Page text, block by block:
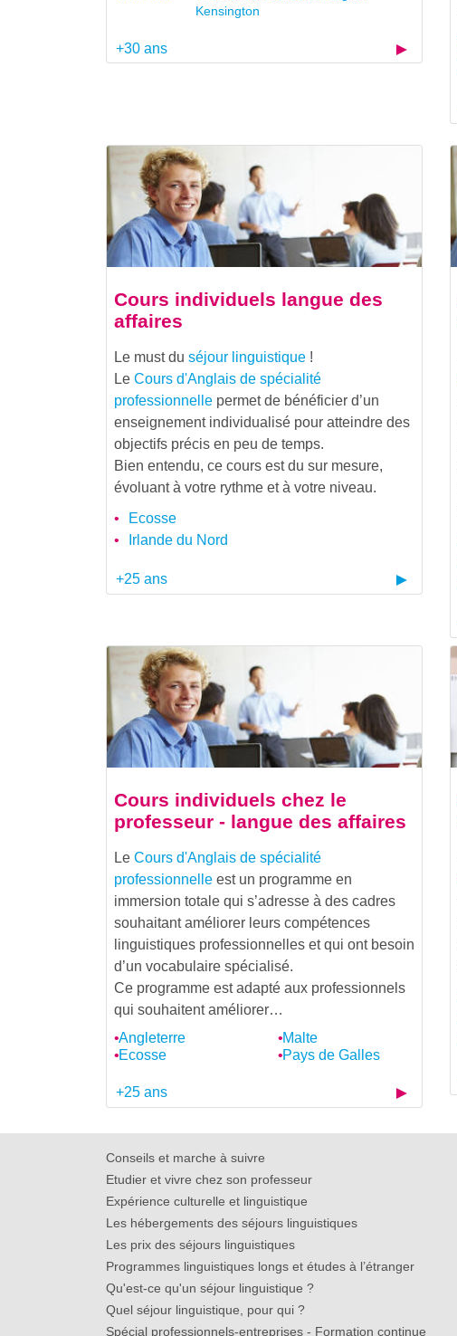
Kensington
+30 ans
Cours individuels langue des
affaires
Le must du séjour linguistique !
Le Cours d'Anglais de spécialité
professionnelle permet de bénéficier d’un
enseignement individualisé pour atteindre des
objectifs précis en peu de temps.
Bien entendu, ce cours est du sur mesure,
évoluant à votre rythme et à votre niveau.
Ecosse
Irlande du Nord
+25 ans
Cours individuels chez le
professeur - langue des affaires
Le Cours d'Anglais de spécialité
professionnelle est un programme en
immersion totale qui s’adresse à des cadres
souhaitant améliorer leurs compétences
linguistiques professionnelles et qui ont besoin
d’un vocabulaire spécialisé.
Ce programme est adapté aux professionnels
qui souhaitent améliorer…
Angleterre
Ecosse
Malte
Pays de Galles
+25 ans
Conseils et marche à suivre
Etudier et vivre chez son professeur
Expérience culturelle et linguistique
Les hébergements des séjours linguistiques
Les prix des séjours linguistiques
Programmes linguistiques longs et études à l’étranger
Qu'est-ce qu'un séjour linguistique ?
Quel séjour linguistique, pour qui ?
Spécial professionnels-entreprises - Formation continue